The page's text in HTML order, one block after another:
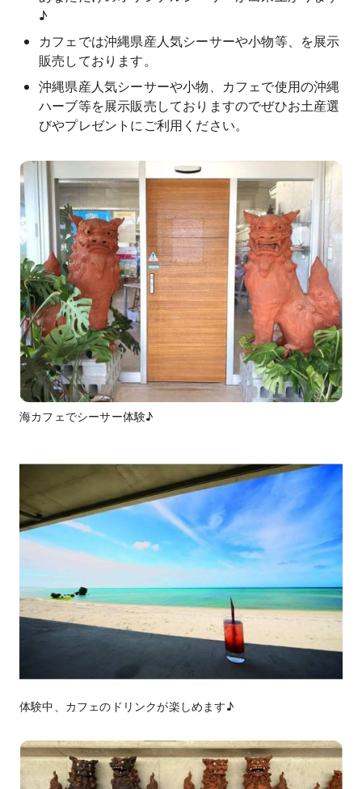
♪
カフェでは沖縄県産人気シーサーや小物等、を展示
販売しております。
沖縄県産人気シーサーや小物、カフェで使用の沖縄
ハーブ等を展示販売しておりますのでぜひお土産選
びやプレゼントにご利用ください。
海カフェでシーサー体験♪
体験中、カフェのドリンクが楽しめます♪